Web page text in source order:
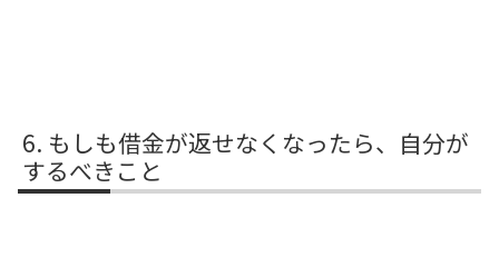
もしも借金が返せなくなったら、自分が
するべきこと